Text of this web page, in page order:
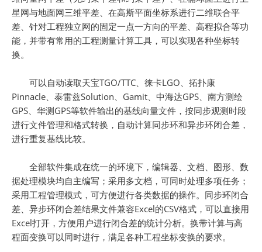
星网与地面网三维平差、在高斯平面坐标系进行二维联合平
差、针对工程独立网的固定一点一方向的平差、高程拟合等功
能，并带有常用的工程测量计算工具，可以实现各种坐标转
换。
可以自动读取天宝TGO/TTC、徕卡LGO、拓扑康
Pinnacle、泰雷兹Solution、Gamit、中海达GPS、南方测绘
GPS、华测GPS等软件输出的基线向量文件，按同步观测时段
进行文件管理和格式转换，自动计算同步环和异步环闭合差，
进行重复基线比较。
全部软件集成在统一的环境下，编辑器、文档、图形、数
据处理模块均自主编写；采用多文档，可同时处理多项任务；
采用工程管理模式，可方便进行各类数据的操作。同步环闭合
差、异步环闭合差结果文件兼容Excel的CSV格式，可以直接用
Excel打开，方便用户进行闭合差的统计分析。换带计算与高
程面变换可以同时进行，满足各种工程坐标变换的要求。